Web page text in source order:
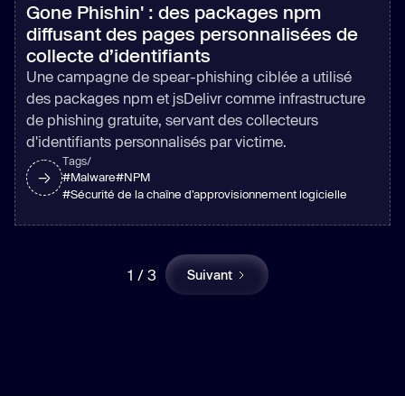
Gone Phishin' : des packages npm
diffusant des pages personnalisées de
collecte d’identifiants
Une campagne de spear-phishing ciblée a utilisé
des packages npm et jsDelivr comme infrastructure
de phishing gratuite, servant des collecteurs
d'identifiants personnalisés par victime.
Tags/
#Malware#NPM
#Sécurité de la chaîne d’approvisionnement logicielle
1 / 3 Suivant